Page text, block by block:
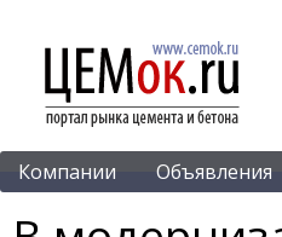
Компании Объявления